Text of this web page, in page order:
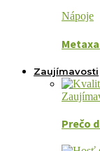
Nápoje
Zaujímavosti
Prečo